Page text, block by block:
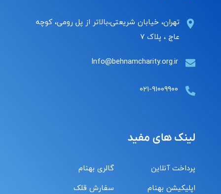
تهران، خیابان شریعتی،بالاتر از پل رومی، کوچه
عاج ، پلاک ۷
Info@behnamcharity.org.ir
۰۲۱-۹۱۰۰۹۹۰۰
لینک های مفید
پرداخت آنلاین
اپلیکیشن بهنام
گالری بهنام
سفارش قلک